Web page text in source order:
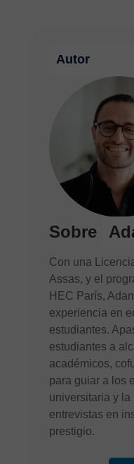
Autor
Sobre
Con una
Assas, y el
HEC París,
experiencia en
estudiantes.
estudiantes a
académicos,
para guiar a los
universitaria y la
entrevistas en
prestigio.